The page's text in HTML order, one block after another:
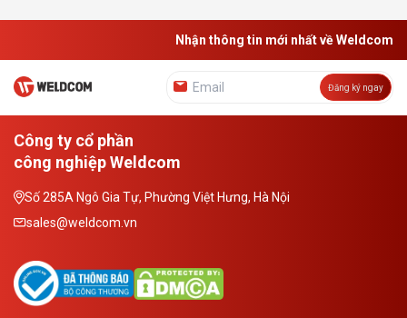
Nhận thông tin mới nhất về Weldcom
Đăng ký ngay
Công ty cổ phần
công nghiệp Weldcom
Số 285A Ngô Gia Tự, Phường Việt Hưng, Hà Nội
sales@weldcom.vn